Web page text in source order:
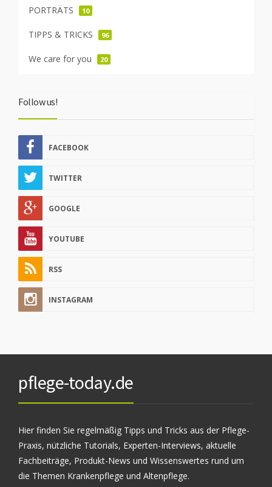
PORTRÄTS 10
TIPPS & TRICKS 96
We care for you 20
Follow us!
FACEBOOK
TWITTER
GOOGLE
YOUTUBE
RSS
INSTAGRAM
pflege-today.de
Hier finden Sie regelmäßig Tipps und Tricks aus der Pflege-
Praxis, nützliche Tutorials, Experten-Interviews, aktuelle
Fachbeiträge, Produkt-News und Wissenswertes rund um
die Themen Krankenpflege und Altenpflege.